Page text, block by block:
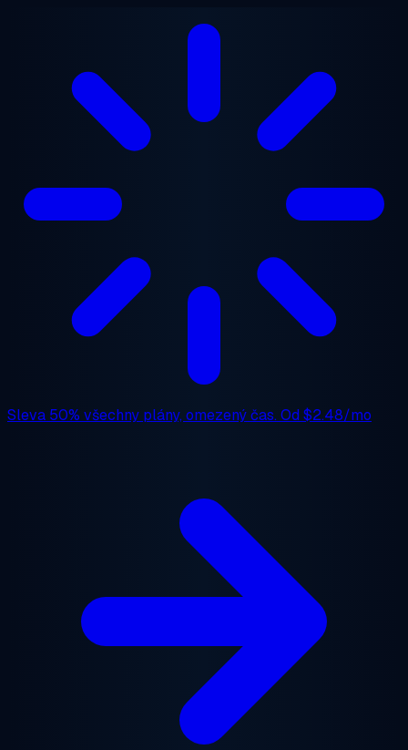
Sleva 50% všechny plány, omezený čas. Od $2.48/mo